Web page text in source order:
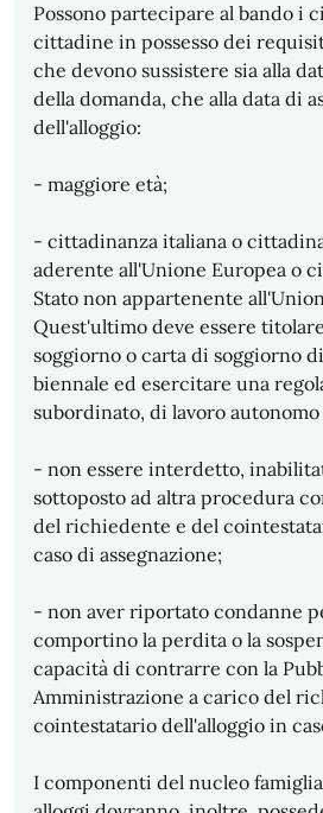
Possono partecipare al bando i
cittadine in possesso dei
che devono sussistere sia alla
della domanda, che alla data di
dell'alloggio:
- maggiore età;
- cittadinanza italiana o
aderente all'Unione Europea o
Stato non appartenente
Quest'ultimo deve essere
soggiorno o carta di soggiorno
biennale ed esercitare una
subordinato, di lavoro
- non essere interdetto,
sottoposto ad altra procedura
del richiedente e del
caso di assegnazione;
- non aver riportato condanne
comportino la perdita o la
capacità di contrarre con la
Amministrazione a carico del
cointestatario dell'alloggio in
I componenti del nucleo